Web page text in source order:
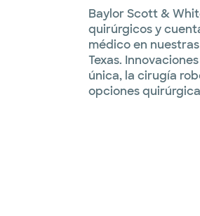
Baylor Scott &
quirúrgicos y
médico en
Texas.
única, la cirugía
opciones